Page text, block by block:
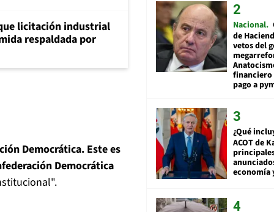
licitación industrial
respaldada por
Democrática. Este es
Democrática
Nacional
de
vetos del
financiero
pago a
¿Qué
ACOT de
economía